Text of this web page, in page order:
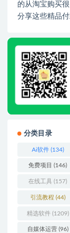
的从淘宝购买
分享这些精品付
分类目录
Ai软件(134)
免费项目 (146)
在线工具 (157)
引流教程 (44)
精选软件(1209)
自媒体运营(96)